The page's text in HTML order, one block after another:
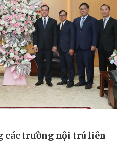
các trường nội trú liên